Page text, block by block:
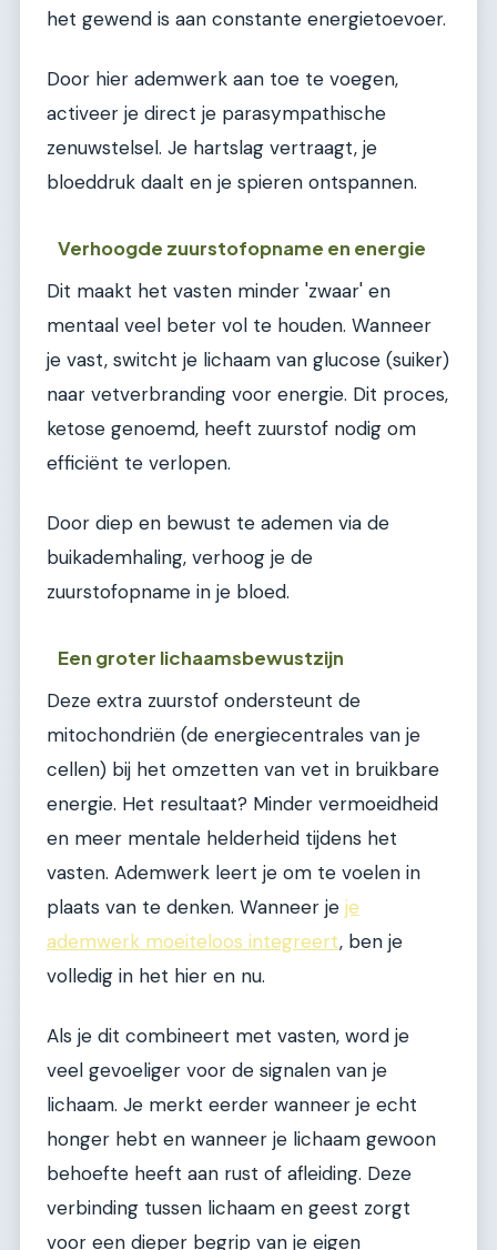
het gewend is aan constante energietoevoer.
Door hier ademwerk aan toe te voegen,
activeer je direct je parasympathische
zenuwstelsel. Je hartslag vertraagt, je
bloeddruk daalt en je spieren ontspannen.
Verhoogde zuurstofopname en energie
Dit maakt het vasten minder 'zwaar' en
mentaal veel beter vol te houden. Wanneer
je vast, switcht je lichaam van glucose (suiker)
naar vetverbranding voor energie. Dit proces,
ketose genoemd, heeft zuurstof nodig om
efficiënt te verlopen.
Door diep en bewust te ademen via de
buikademhaling, verhoog je de
zuurstofopname in je bloed.
Een groter lichaamsbewustzijn
Deze extra zuurstof ondersteunt de
mitochondriën (de energiecentrales van je
cellen) bij het omzetten van vet in bruikbare
energie. Het resultaat? Minder vermoeidheid
en meer mentale helderheid tijdens het
vasten. Ademwerk leert je om te voelen in
plaats van te denken. Wanneer je je
ademwerk moeiteloos integreert, ben je
volledig in het hier en nu.
Als je dit combineert met vasten, word je
veel gevoeliger voor de signalen van je
lichaam. Je merkt eerder wanneer je echt
honger hebt en wanneer je lichaam gewoon
behoefte heeft aan rust of afleiding. Deze
verbinding tussen lichaam en geest zorgt
voor een dieper begrip van je eigen